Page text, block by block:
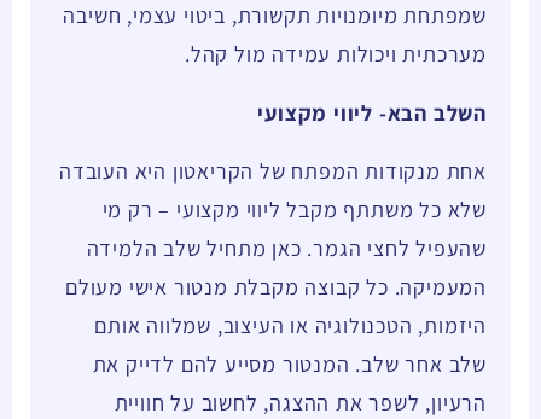
שמפתחת מיומנויות תקשורת, ביטוי עצמי, חשיבה
מערכתית ויכולות עמידה מול קהל.
השלב הבא- ליווי מקצועי
אחת מנקודות המפתח של הקריאטון היא העובדה
שלא כל משתתף מקבל ליווי מקצועי – רק מי
שהעפיל לחצי הגמר. כאן מתחיל שלב הלמידה
המעמיקה. כל קבוצה מקבלת מנטור אישי מעולם
היזמות, הטכנולוגיה או העיצוב, שמלווה אותם
שלב אחר שלב. המנטור מסייע להם לדייק את
הרעיון, לשפר את ההצגה, לחשוב על חוויית